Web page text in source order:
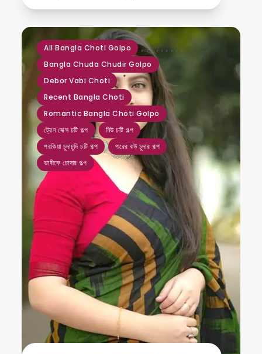
All Bangla Choti Golpo ,
Bangla Chuda Chudir Golpo
,
Debor Vabi Choti
,
Recent Bangla Choti
,
Romantic Bangla Choti Golpo
,
ট্রেন সেক্স চটি গল্প
,
নিউ চটি গল্প
,
পরকিয়া চুদাচুদি চটি গল্প
,
পরের বউ চুদার গল্প
,
ভাবীকে চোদার গল্প